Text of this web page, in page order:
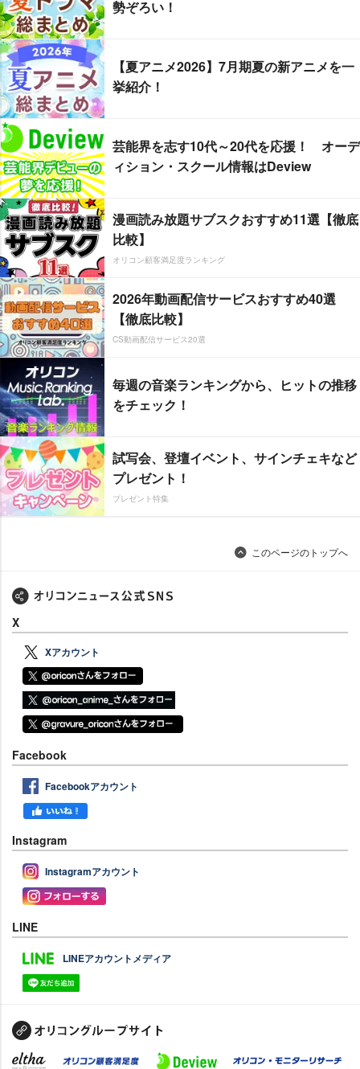
勢ぞろい！
【夏アニメ2026】7月期夏の新アニメを一
挙紹介！
芸能界を志す10代～20代を応援！ オーデ
ィション・スクール情報はDeview
漫画読み放題サブスクおすすめ11選【徹底
比較】
オリコン顧客満足度ランキング
2026年動画配信サービスおすすめ40選
【徹底比較】
CS動画配信サービス20選
毎週の音楽ランキングから、ヒットの推移
をチェック！
試写会、登壇イベント、サインチェキなど
プレゼント！
プレゼント特集
このページのトップへ
X
Xアカウント
Facebook
Facebookアカウント
Instagram
Instagramアカウント
LINE
LINEアカウントメディア